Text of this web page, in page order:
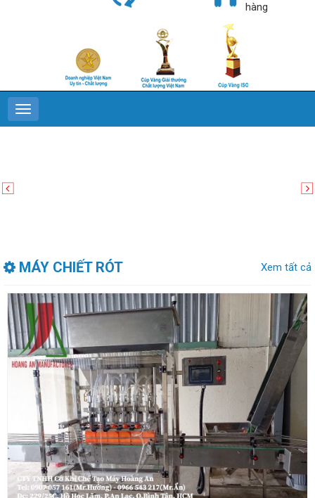
hàng
MÁY CHIẾT RÓT Xem tất cả